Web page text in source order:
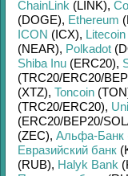
ChainLink (LINK),
(DOGE), Ethereum
ICON (ICX), Litecoin
(NEAR), Polkadot
Shiba Inu (ERC20),
(TRC20/ERC20/
(XTZ), Toncoin
(TRC20/ERC20),
(ERC20/BEP20/
(ZEC), Альфа-Банк
Евразийский банк
(RUB), Halyk Bank